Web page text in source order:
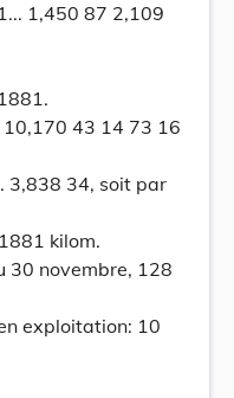
1,450 87 2,109
43 14 73 16
3,838 34, soit par
kilom.
30 novembre, 128
exploitation: 10